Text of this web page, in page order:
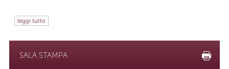
leggi tutto
SALA STAMPA